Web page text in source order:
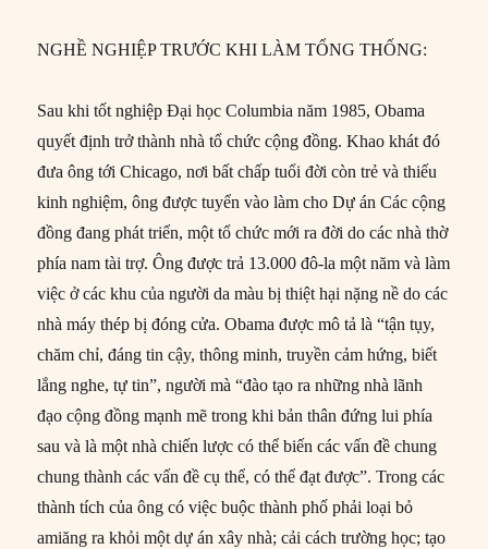
NGHỀ NGHIỆP TRƯỚC KHI LÀM TỔNG THỐNG:
Sau khi tốt nghiệp Đại học Columbia năm 1985, Obama
quyết định trở thành nhà tổ chức cộng đồng. Khao khát đó
đưa ông tới Chicago, nơi bất chấp tuổi đời còn trẻ và thiếu
kinh nghiệm, ông được tuyển vào làm cho Dự án Các cộng
đồng đang phát triển, một tổ chức mới ra đời do các nhà thờ
phía nam tài trợ. Ông được trả 13.000 đô-la một năm và làm
việc ở các khu của người da màu bị thiệt hại nặng nề do các
nhà máy thép bị đóng cửa. Obama được mô tả là “tận tụy,
chăm chỉ, đáng tin cậy, thông minh, truyền cảm hứng, biết
lắng nghe, tự tin”, người mà “đào tạo ra những nhà lãnh
đạo cộng đồng mạnh mẽ trong khi bản thân đứng lui phía
sau và là một nhà chiến lược có thể biến các vấn đề chung
chung thành các vấn đề cụ thể, có thể đạt được”. Trong các
thành tích của ông có việc buộc thành phố phải loại bỏ
amiăng ra khỏi một dự án xây nhà; cải cách trường học; tạo